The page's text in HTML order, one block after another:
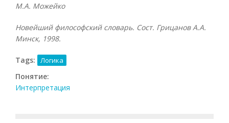
М.А. Можейко
Новейший философский словарь. Сост. Грицанов А.А.
Минск, 1998.
Tags: Логика
Понятие:
Интерпретация